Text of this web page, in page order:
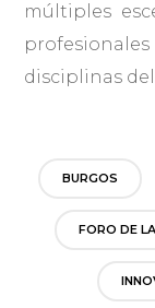
múltiples
disciplinas
BURGOS
FORO DE